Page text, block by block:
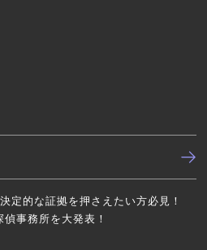
定的な証拠を押さえたい方必見！
事務所を大発表！